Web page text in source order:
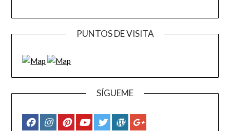
PUNTOS DE VISITA
SÍGUEME